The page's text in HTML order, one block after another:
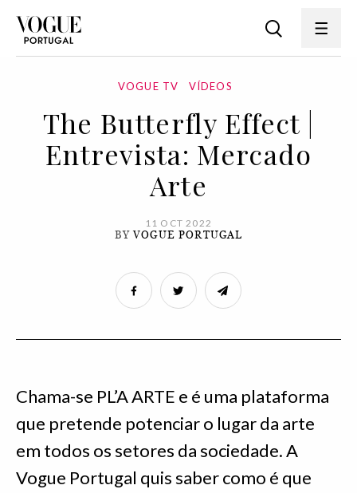
VOGUE TV VÍDEOS
The Butterfly Effect |
Entrevista: Mercado
Arte
11 OCT 2022
BYVOGUE PORTUGAL
Chama-se PL’A ARTE e é uma plataforma
que pretende potenciar o lugar da arte
em todos os setores da sociedade. A
Vogue Portugal quis saber como é que